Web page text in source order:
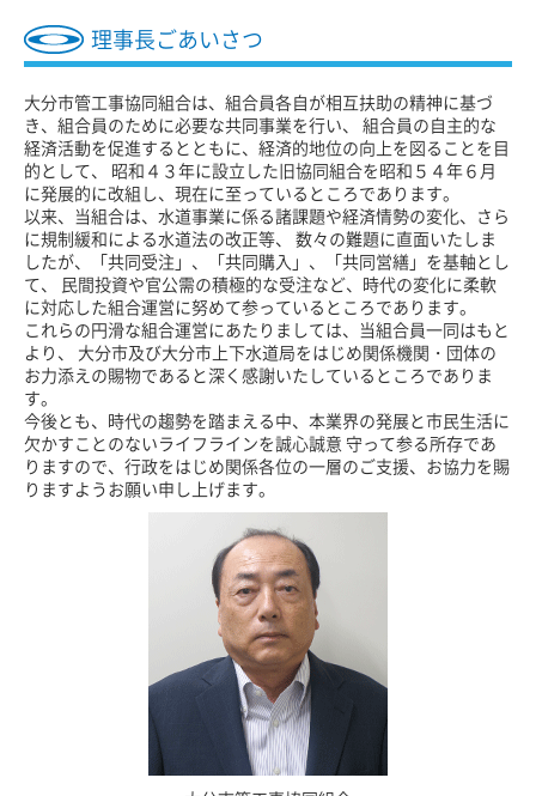
理事長ごあいさつ
大分市管工事協同組合は、組合員各自が相互扶助の精神に基づ
き、組合員のために必要な共同事業を行い、 組合員の自主的な
経済活動を促進するとともに、経済的地位の向上を図ることを目
的として、 昭和４３年に設立した旧協同組合を昭和５４年６月
に発展的に改組し、現在に至っているところであります。
以来、当組合は、水道事業に係る諸課題や経済情勢の変化、さら
に規制緩和による水道法の改正等、 数々の難題に直面いたしま
したが、「共同受注」、「共同購入」、「共同営繕」を基軸とし
て、 民間投資や官公需の積極的な受注など、時代の変化に柔軟
に対応した組合運営に努めて参っているところであります。
これらの円滑な組合運営にあたりましては、当組合員一同はもと
より、 大分市及び大分市上下水道局をはじめ関係機関・団体の
お力添えの賜物であると深く感謝いたしているところでありま
す。
今後とも、時代の趨勢を踏まえる中、本業界の発展と市民生活に
欠かすことのないライフラインを誠心誠意 守って参る所存であ
りますので、行政をはじめ関係各位の一層のご支援、お協力を賜
りますようお願い申し上げます。